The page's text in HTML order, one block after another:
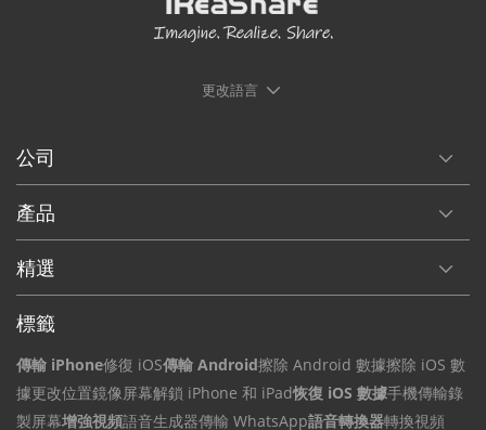
更改語言
公司
產品
精選
標籤
傳輸 iPhone修復 iOS傳輸 Android擦除 Android 數據擦除 iOS 數
據更改位置鏡像屏幕解鎖 iPhone 和 iPad恢復 iOS 數據手機傳輸錄
製屏幕增強視頻語音生成器傳輸 WhatsApp語音轉換器轉換視頻